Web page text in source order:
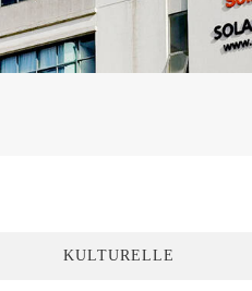
KULTURELLE